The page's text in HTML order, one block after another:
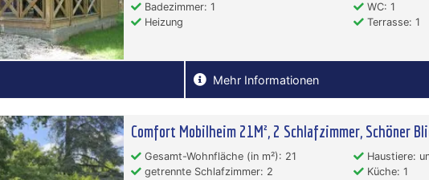
Badezimmer: 1
WC: 1
Heizung
Terrasse: 1
Mehr Informationen
Comfort Mobilheim 21M², 2 Schlafzimmer, Schöner
Gesamt-Wohnfläche (in m²): 21
Haustiere:
getrennte Schlafzimmer: 2
Küche: 1